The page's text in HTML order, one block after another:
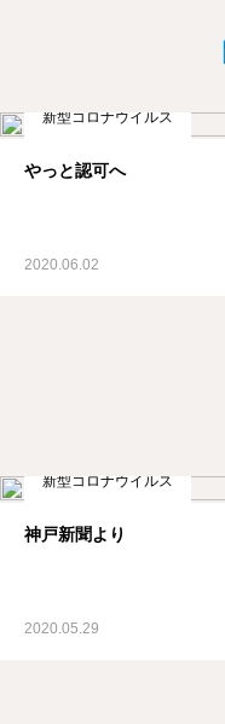
新型コロナウイルス
やっと認可へ
2020.06.02
新型コロナウイルス
神戸新聞より
2020.05.29